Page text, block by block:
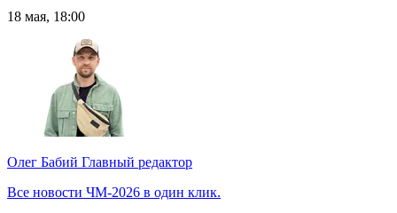
18 мая, 18:00
Олег Бабий Главный редактор
Все новости ЧМ-2026 в один клик.